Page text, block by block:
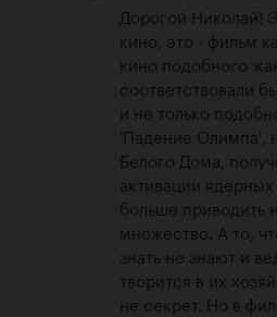
Дорогой Николай!
кино, это - фильм
кино подобного
соответствовали
и не только
'Падение Олимпа',
Белого Дома,
активации
больше приводить
множество. А то,
знать не знают и
творится в их
не секрет. Но в